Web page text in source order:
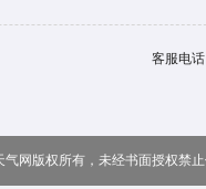
客服电
气网版权所有，未经书面授权